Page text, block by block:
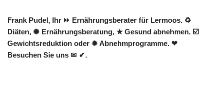
Frank Pudel, Ihr ⏩ Ernährungsberater für Lermoos. ♻
Diäten, ✺ Ernährungsberatung, ★ Gesund abnehmen, ☑️
Gewichtsreduktion oder ✹ Abnehmprogramme. ❤
Besuchen Sie uns ✉ ✔.